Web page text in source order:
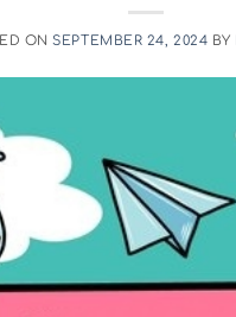
ONSEPTEMBER 24, 2024 BY